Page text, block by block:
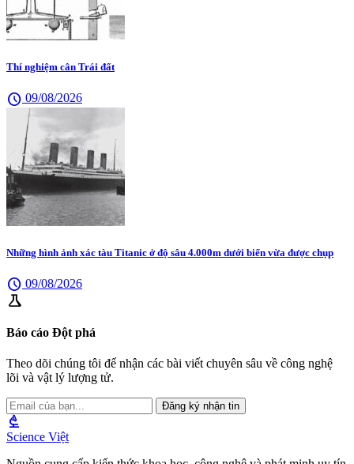
Thí nghiệm cân Trái đất
schedule 09/08/2026
Những hình ảnh xác tàu Titanic ở độ sâu 4.000m dưới biển vừa được chụp
schedule 09/08/2026
science
Báo cáo Đột phá
Theo dõi chúng tôi để nhận các bài viết chuyên sâu về công nghệ
lõi và vật lý lượng tử.
Đăng ký nhận tin
biotech
Science Việt